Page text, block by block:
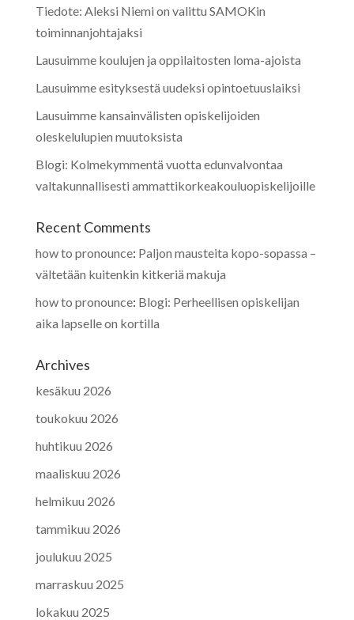
Tiedote: Aleksi Niemi on valittu SAMOKin
toiminnanjohtajaksi
Lausuimme koulujen ja oppilaitosten loma-ajoista
Lausuimme esityksestä uudeksi opintoetuuslaiksi
Lausuimme kansainvälisten opiskelijoiden
oleskelulupien muutoksista
Blogi: Kolmekymmentä vuotta edunvalvontaa
valtakunnallisesti ammattikorkeakouluopiskelijoille
Recent Comments
how to pronounce: Paljon mausteita kopo-sopassa –
vältetään kuitenkin kitkeriä makuja
how to pronounce: Blogi: Perheellisen opiskelijan
aika lapselle on kortilla
Archives
kesäkuu 2026
toukokuu 2026
huhtikuu 2026
maaliskuu 2026
helmikuu 2026
tammikuu 2026
joulukuu 2025
marraskuu 2025
lokakuu 2025